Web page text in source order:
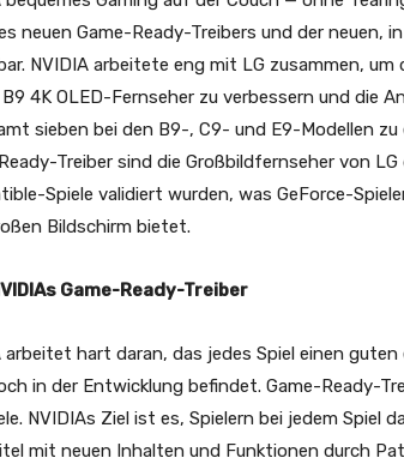
neuen Game-Ready-Treibers und der neuen,
NVIDIA arbeitete eng mit LG zusammen,
B9 4K OLED-Fernseher zu verbessern und die
sieben bei den B9-, C9- und E9-Modellen
Treiber sind die Großbildfernseher von
Spiele validiert wurden, was GeForce-
Bildschirm bietet.
Game-Ready-Treiber
arbeitet hart daran, das jedes Spiel einen
in der Entwicklung befindet. Game-Ready-
NVIDIAs Ziel ist es, Spielern bei jedem Spiel
mit neuen Inhalten und Funktionen durch